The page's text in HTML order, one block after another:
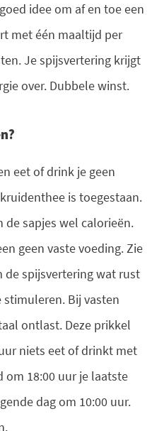
idee om af en toe een
met één maaltijd per
Je spijsvertering krijgt
over. Dubbele winst.
eet of drink je geen
is toegestaan.
de sapjes wel calorieën.
geen vaste voeding. Zie
de spijsvertering wat rust
Bij vasten
ontlast. Deze prikkel
niets eet of drinkt met
om 18:00 uur je laatste
dag om 10:00 uur.